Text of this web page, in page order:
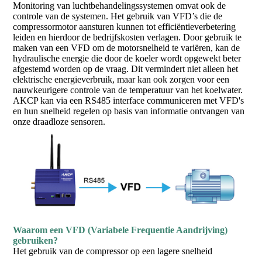
Monitoring van luchtbehandelingssystemen omvat ook de
controle van de systemen. Het gebruik van VFD’s die de
compressormotor aansturen kunnen tot efficiëntieverbetering
leiden en hierdoor de bedrijfskosten verlagen. Door gebruik te
maken van een VFD om de motorsnelheid te variëren, kan de
hydraulische energie die door de koeler wordt opgewekt beter
afgestemd worden op de vraag. Dit vermindert niet alleen het
elektrische energieverbruik, maar kan ook zorgen voor een
nauwkeurigere controle van de temperatuur van het koelwater.
AKCP kan via een RS485 interface communiceren met VFD's
en hun snelheid regelen op basis van informatie ontvangen van
onze draadloze sensoren.
Waarom een VFD (Variabele Frequentie Aandrijving)
gebruiken?
Het gebruik van de compressor op een lagere snelheid